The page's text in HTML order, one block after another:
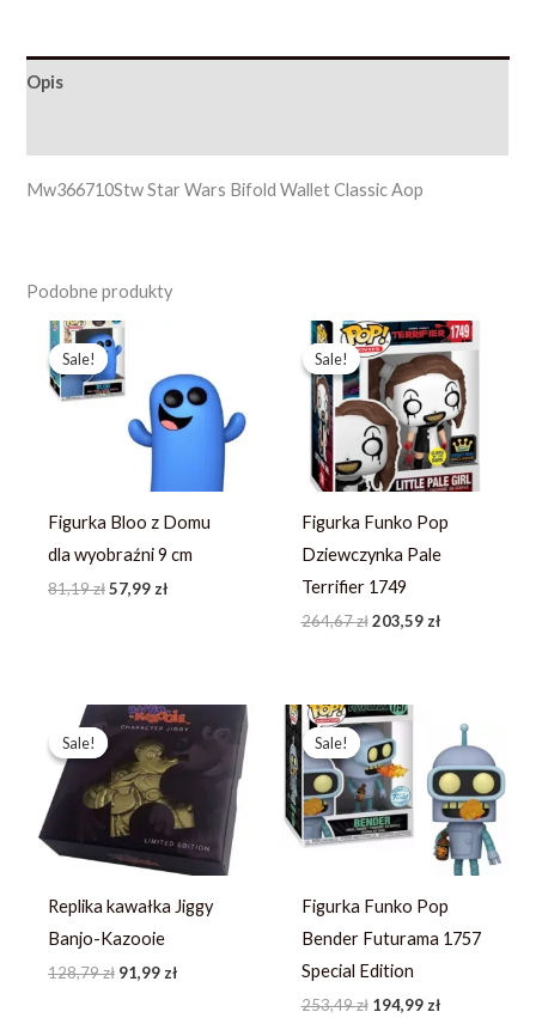
Opis
Mw366710Stw Star Wars Bifold Wallet Classic Aop
Podobne produkty
Sale!
Sale!
Figurka Bloo z Domu
dla wyobraźni 9 cm
81,19zł
Pierwotna
cena
wynosiła:
81,19 zł.
57,99 zł
wynosi:
57,99 zł.
Sale!
Sale!
Figurka Funko Pop
Dziewczynka Pale
Terrifier 1749
264,67zł
Pierwotna
cena
wynosiła:
264,67 zł.
203,59 zł
Aktualna
cena
wynosi:
203,59 zł.
Sale!
Sale!
Replika kawałka Jiggy
Banjo-Kazooie
128,79zł
Pierwotna
cena
wynosiła:
128,79 zł.
91,99zł
Aktualna
cena
wynosi:
91,99 zł.
Sale!
Sale!
Figurka Funko Pop
Bender Futurama 1757
Special Edition
253,49zł
Pierwotna
cena
wynosiła:
253,49 zł.
194,99zł
cena
wynosi:
194,99 zł.